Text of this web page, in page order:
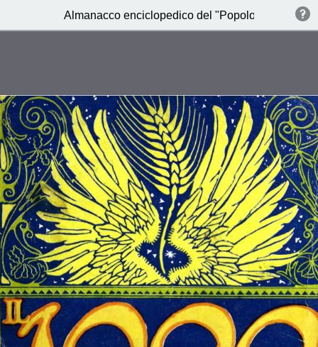
Almanacco enciclopedico del "Popolo d'Italia" -